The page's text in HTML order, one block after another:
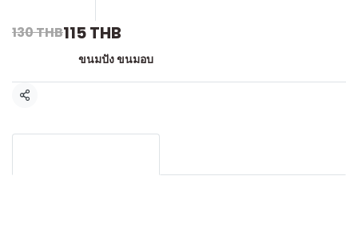
130 THB115 THB
ขนมปัง ขนมอบ
แชร์